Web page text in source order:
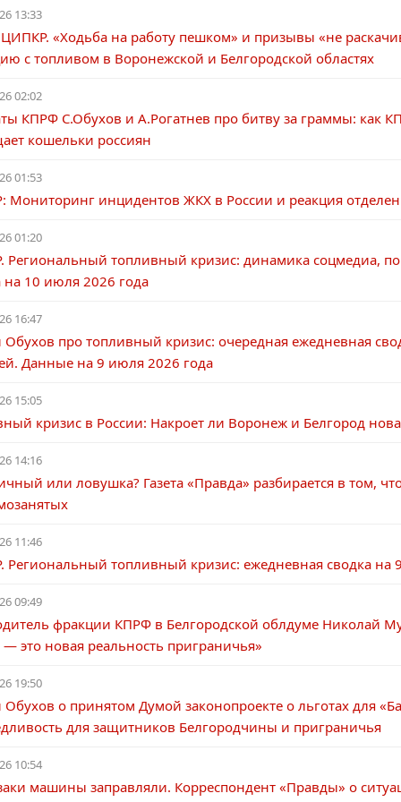
13:33
«Ходьба на работу пешком» и призывы «не
с топливом в Воронежской и Белгородской областях
02:02
КПРФ С.Обухов и А.Рогатнев про битву за граммы: как
кошельки россиян
01:53
Мониторинг инцидентов ЖКХ в России и реакция
01:20
топливный кризис: динамика соцмедиа,
на 10 июля 2026 года
16:47
Обухов про топливный кризис: очередная ежедневная
Данные на 9 июля 2026 года
15:05
кризис в России: Накроет ли Воронеж и Белгород
14:16
или ловушка? Газета «Правда» разбирается в том,
11:46
Региональный топливный кризис: ежедневная сводка на
09:49
фракции КПРФ в Белгородской облдуме Николай
— это новая реальность приграничья»
19:50
Обухов о принятом Думой законопроекте о льготах для
для защитников Белгородчины и приграничья
10:54
машины заправляли. Корреспондент «Правды» о